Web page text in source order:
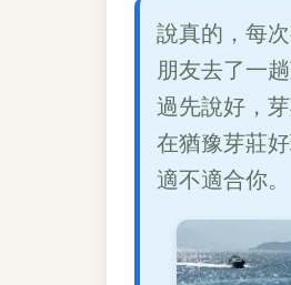
說真的，每
朋友去了一
過先說好，
在猶豫芽莊
適不適合你。